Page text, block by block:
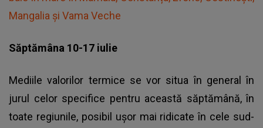
Mangalia și Vama Veche
Săptămâna 10-17 iulie
Mediile valorilor termice se vor situa în general în
jurul celor specifice pentru această săptămână, în
toate regiunile, posibil uşor mai ridicate în cele sud-